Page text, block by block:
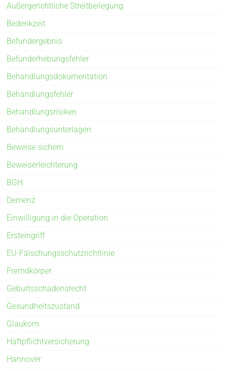
Außergerichtliche Streitbeilegung
Bedenkzeit
Befundergebnis
Befunderhebungsfehler
Behandlungsdokumentation
Behandlungsfehler
Behandlungsrisiken
Behandlungsunterlagen
Beweise sichern
Beweiserleichterung
BGH
Demenz
Einwilligung in die Operation
Ersteingriff
EU-Fälschungsschutzrichtlinie
Fremdkörper
Geburtsschadensrecht
Gesundheitszustand
Glaukom
Haftpflichtversicherung
Hannover